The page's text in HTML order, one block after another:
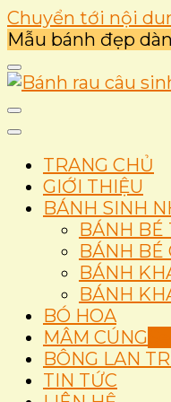
Chuyển tới nội
Mẫu bánh đẹp
Bánh rau
TRANG CHỦ
GIỚI THIỆU
BÁNH SINH
BÁNH BÉ
BÁNH BÉ
BÁNH
BÁNH
BÓ HOA
MÂM CÚNG
BÔNG LAN
TIN TỨC